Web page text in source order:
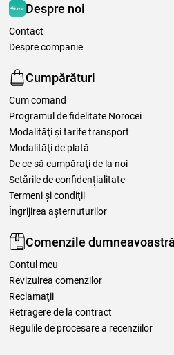
Despre noi
Contact
Despre companie
Cumpărături
Cum comand
Programul de fidelitate Norocei
Modalităţi şi tarife transport
Modalităţi de plată
De ce să cumpăraţi de la noi
Setările de confidențialitate
Termeni şi condiţii
Îngrijirea așternuturilor
Comenzile dumneavoastră
Contul meu
Revizuirea comenzilor
Reclamaţii
Retragere de la contract
Regulile de procesare a recenziilor